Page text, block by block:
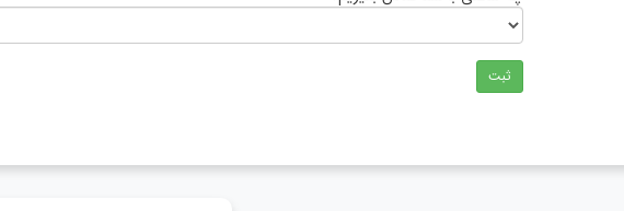
ثبت